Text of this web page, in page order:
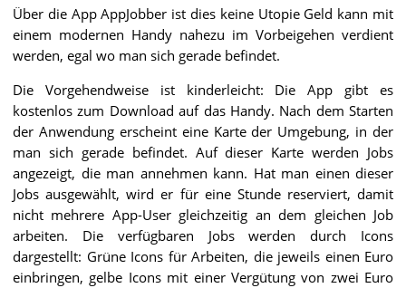
Über die App AppJobber ist dies keine Utopie Geld kann mit
einem modernen Handy nahezu im Vorbeigehen verdient
werden, egal wo man sich gerade befindet.
Die Vorgehendweise ist kinderleicht: Die App gibt es
kostenlos zum Download auf das Handy. Nach dem Starten
der Anwendung erscheint eine Karte der Umgebung, in der
man sich gerade befindet. Auf dieser Karte werden Jobs
angezeigt, die man annehmen kann. Hat man einen dieser
Jobs ausgewählt, wird er für eine Stunde reserviert, damit
nicht mehrere App-User gleichzeitig an dem gleichen Job
arbeiten. Die verfügbaren Jobs werden durch Icons
dargestellt: Grüne Icons für Arbeiten, die jeweils einen Euro
einbringen, gelbe Icons mit einer Vergütung von zwei Euro